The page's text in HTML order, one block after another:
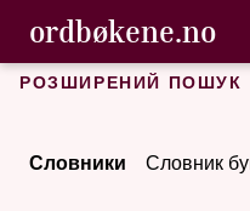
Перейти до
Доступність
ordbøkene.no,
Cловник букмола та Словник
Розширений пошук
Словники